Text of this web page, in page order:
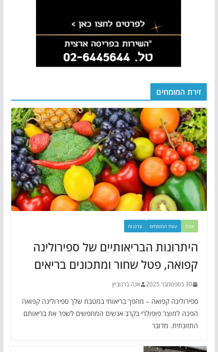
זירת המומחים
אוכל עצת המומחים צרכנות
היתרונות הבריאותיים של ספירולינה
קפואה, פטל שחור ומתכונים בריאים
30 בספטמבר 2025 אנה ברנוביץ
ספירולינה קפואה – מהפך בריאותי במטבח שלך ספירולינה קפואה
הפכה למוצר פופולרי בקרב אנשים המחפשים לשפר את בריאותם
התזונתית. מדובר